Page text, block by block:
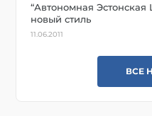
“Автономная Эстонская
новый стиль
11.06.2011
ВСЕ